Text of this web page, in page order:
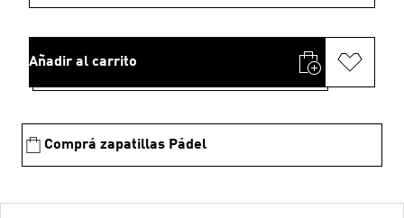
Añadir al carrito
Comprá zapatillas Pádel